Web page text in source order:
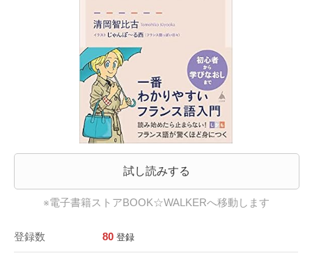
試し読みする
※電子書籍ストアBOOK☆WALKERへ移動します
登録数 80 登録